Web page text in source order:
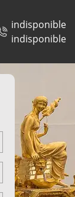
indisponible
indisponible